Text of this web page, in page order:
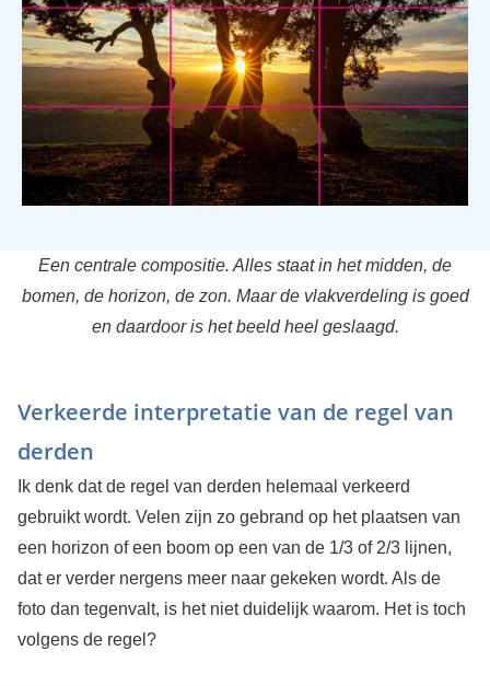
Een centrale compositie. Alles staat in het midden, de
bomen, de horizon, de zon. Maar de vlakverdeling is goed
en daardoor is het beeld heel geslaagd.
Verkeerde interpretatie van de regel van
derden
Ik denk dat de regel van derden helemaal verkeerd
gebruikt wordt. Velen zijn zo gebrand op het plaatsen van
een horizon of een boom op een van de 1/3 of 2/3 lijnen,
dat er verder nergens meer naar gekeken wordt. Als de
foto dan tegenvalt, is het niet duidelijk waarom. Het is toch
volgens de regel?